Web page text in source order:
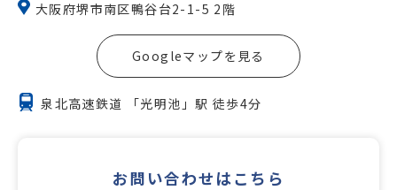
大阪府堺市南区鴨谷台2-1-5 2階
Googleマップを見る
泉北高速鉄道 「光明池」駅 徒歩4分
お問い合わせはこちら